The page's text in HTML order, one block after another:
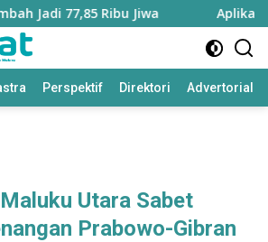
77,85 Ribu Jiwa Aplikasi
Perspektif Direktori Advertorial
Utara Sabet
Prabowo-Gibran